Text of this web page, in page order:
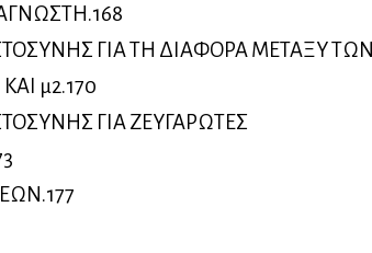
ΓΙΑ ΤΗ ΔΙΑΦΟΡΑ ΜΕΤΑΞΥ ΤΩΝ
μ2.170
ΓΙΑ ΖΕΥΓΑΡΩΤΕΣ